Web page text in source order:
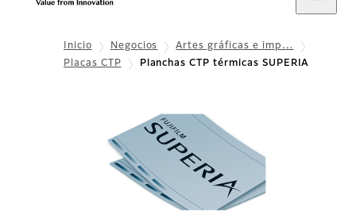
Inicio Negocios
Artes gráficas e imp…
Placas CTP
Planchas CTP térmicas SUPERIA